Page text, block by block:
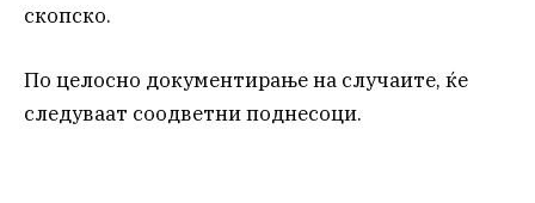
скопско.
По целосно документирање на случаите, ќе
следуваат соодветни поднесоци.